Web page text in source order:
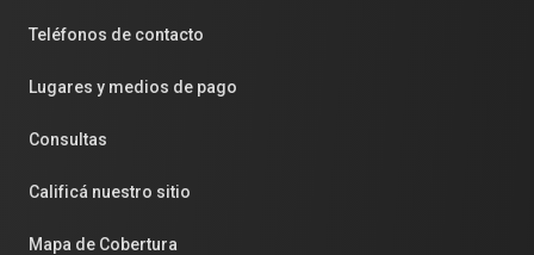
Teléfonos de contacto
Lugares y medios de pago
Consultas
Calificá nuestro sitio
Mapa de Cobertura